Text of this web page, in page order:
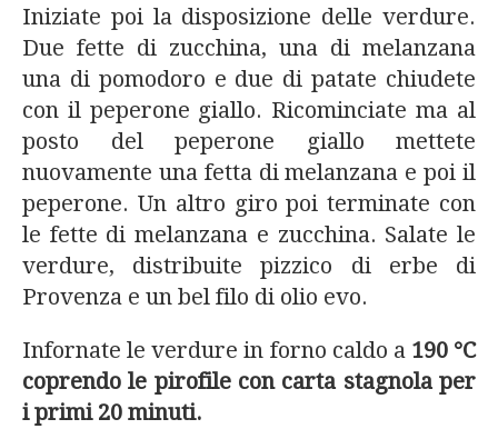
Iniziate poi la disposizione delle verdure.
Due fette di zucchina, una di melanzana
una di pomodoro e due di patate chiudete
con il peperone giallo. Ricominciate ma al
posto del peperone giallo mettete
nuovamente una fetta di melanzana e poi il
peperone. Un altro giro poi terminate con
le fette di melanzana e zucchina. Salate le
verdure, distribuite pizzico di erbe di
Provenza e un bel filo di olio evo.
Infornate le verdure in forno caldo a 190 °C
coprendo le pirofile con carta stagnola per
i primi 20 minuti.